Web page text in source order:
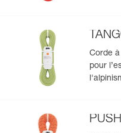
Corde
pour